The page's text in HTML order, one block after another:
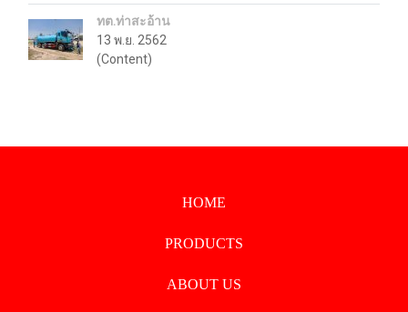
ทต.ท่าสะอ้าน
13 พ.ย. 2562
(Content)
HOME
PRODUCTS
ABOUT US